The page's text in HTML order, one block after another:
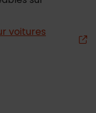
voitures